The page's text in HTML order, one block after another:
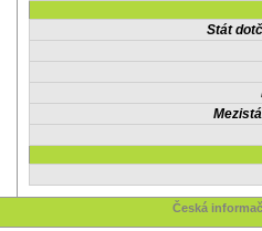
Stát
Česká